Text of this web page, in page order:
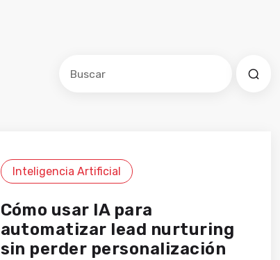
Inteligencia Artificial
Cómo usar IA para
automatizar lead nurturing
sin perder personalización